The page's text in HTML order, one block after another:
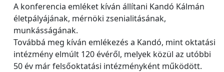
A konferencia emléket kíván állítani Kandó Kálmán
életpályájának, mérnöki zsenialitásának,
munkásságának.
Továbbá meg kíván emlékezés a Kandó, mint oktatási
intézmény elmúlt 120 évéről, melyek közül az utóbbi
50 év már felsőoktatási intézményként működött.